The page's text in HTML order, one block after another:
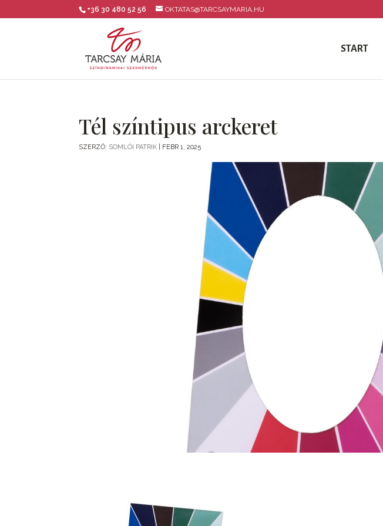
+36 30 480 52 56 OKTATAS@TARCSAYMARIA.HU
START
Tél színtipus arckeret
SZERZŐ: SOMLÓI PATRIK FEBR 1, 2025